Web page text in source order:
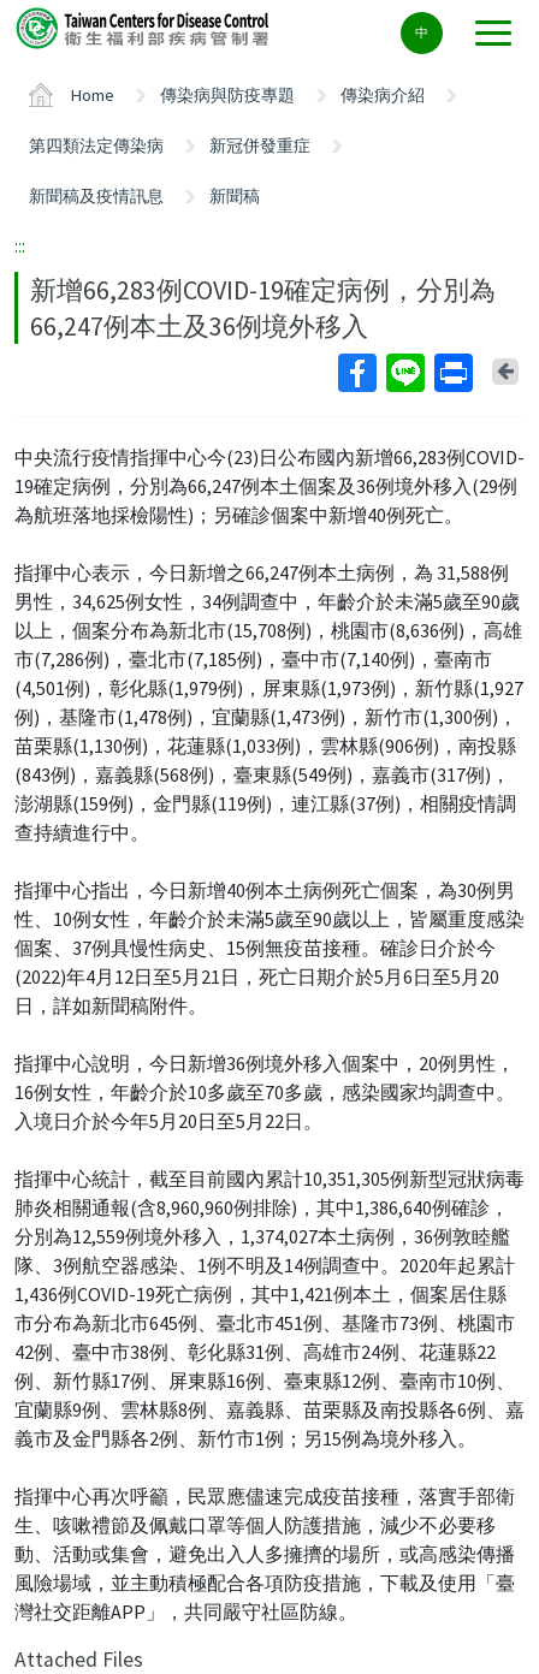
Center
block
中
Home 傳染病與防疫專題 傳染病介紹
第四類法定傳染病 新冠併發重症
新聞稿及疫情訊息 新聞稿
:::
新增66,283例COVID-19確定病例，分別為
66,247例本土及36例境外移入
中央流行疫情指揮中心今(23)日公布國內新增66,283例COVID-
19確定病例，分別為66,247例本土個案及36例境外移入(29例
為航班落地採檢陽性)；另確診個案中新增40例死亡。
指揮中心表示，今日新增之66,247例本土病例，為 31,588例
男性，34,625例女性，34例調查中，年齡介於未滿5歲至90歲
以上，個案分布為新北市(15,708例)，桃園市(8,636例)，高雄
市(7,286例)，臺北市(7,185例)，臺中市(7,140例)，臺南市
(4,501例)，彰化縣(1,979例)，屏東縣(1,973例)，新竹縣(1,927
例)，基隆市(1,478例)，宜蘭縣(1,473例)，新竹市(1,300例)，
苗栗縣(1,130例)，花蓮縣(1,033例)，雲林縣(906例)，南投縣
(843例)，嘉義縣(568例)，臺東縣(549例)，嘉義市(317例)，
澎湖縣(159例)，金門縣(119例)，連江縣(37例)，相關疫情調
查持續進行中。
指揮中心指出，今日新增40例本土病例死亡個案，為30例男
性、10例女性，年齡介於未滿5歲至90歲以上，皆屬重度感染
個案、37例具慢性病史、15例無疫苗接種。確診日介於今
(2022)年4月12日至5月21日，死亡日期介於5月6日至5月20
日，詳如新聞稿附件。
指揮中心說明，今日新增36例境外移入個案中，20例男性，
16例女性，年齡介於10多歲至70多歲，感染國家均調查中。
入境日介於今年5月20日至5月22日。
指揮中心統計，截至目前國內累計10,351,305例新型冠狀病毒
肺炎相關通報(含8,960,960例排除)，其中1,386,640例確診，
分別為12,559例境外移入，1,374,027本土病例，36例敦睦艦
隊、3例航空器感染、1例不明及14例調查中。2020年起累計
1,436例COVID-19死亡病例，其中1,421例本土，個案居住縣
市分布為新北市645例、臺北市451例、基隆市73例、桃園市
42例、臺中市38例、彰化縣31例、高雄市24例、花蓮縣22
例、新竹縣17例、屏東縣16例、臺東縣12例、臺南市10例、
宜蘭縣9例、雲林縣8例、嘉義縣、苗栗縣及南投縣各6例、嘉
義市及金門縣各2例、新竹市1例；另15例為境外移入。
指揮中心再次呼籲，民眾應儘速完成疫苗接種，落實手部衛
生、咳嗽禮節及佩戴口罩等個人防護措施，減少不必要移
動、活動或集會，避免出入人多擁擠的場所，或高感染傳播
風險場域，並主動積極配合各項防疫措施，下載及使用「臺
灣社交距離APP」，共同嚴守社區防線。
Attached Files